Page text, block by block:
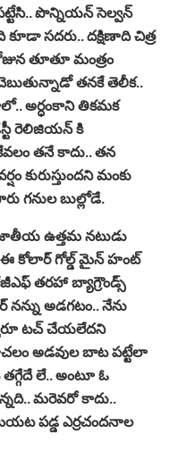
పొన్నియ‌న్ సెల్వ‌న్
స‌ద‌రు.. ద‌క్షిణాది చిత్ర
తూతూ మంత్రం
త‌న‌కే తెలీక‌..
అర్ధంకాని తిక‌మ‌క
రెలిజియ‌న్ కి
త‌నే కాదు.. త‌న
కురుస్తుంద‌ని మంకు
గ‌నుల బుల్లోడే.
జాతీయ ఉత్త‌మ న‌టుడు
ఈ కోలార్ గోల్డ్ మైన్ హంట్
త‌ర‌హా బ్యాగ్రౌండ్స్
అడ‌గ‌టం.. నేను
టచ్ చేయ‌లేద‌ని
అడ‌వుల బాట ప‌ట్టేలా
లే.. అంటూ ఓ
మ‌రెవ‌రో కాదు..
ప‌డ్డ ఎర్ర‌చంద‌నాల